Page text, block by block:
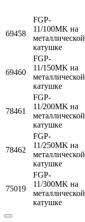
69458
FGP-
11/100MK на
металлической
катушке
69460
FGP-
11/150MK на
металлической
катушке
78461
FGP-
11/200MK на
металлической
катушке
78462
FGP-
11/250MK на
металлической
катушке
75019
FGP-
11/300MK на
металлической
катушке